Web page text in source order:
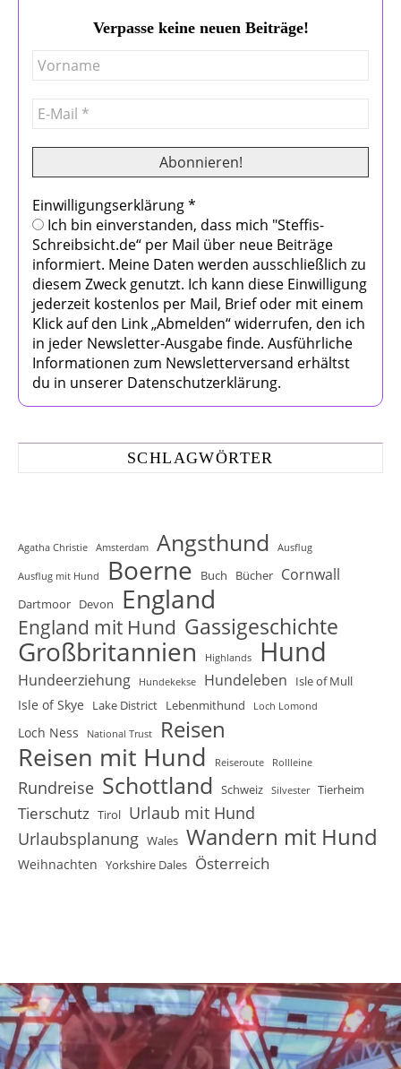
Verpasse keine neuen Beiträge!
Einwilligungserklärung*
Ich bin einverstanden, dass mich "Steffis-
Schreibsicht.de“ per Mail über neue Beiträge
informiert. Meine Daten werden ausschließlich zu
diesem Zweck genutzt. Ich kann diese Einwilligung
jederzeit kostenlos per Mail, Brief oder mit einem
Klick auf den Link „Abmelden“ widerrufen, den ich
in jeder Newsletter-Ausgabe finde. Ausführliche
Informationen zum Newsletterversand erhältst
du in unserer Datenschutzerklärung.
SCHLAGWÖRTER
Agatha Christie Amsterdam Angsthund Ausflug
Ausflug mit Hund Boerne Buch Bücher Cornwall
Dartmoor Devon England
England mit Hund Gassigeschichte
Großbritannien Highlands Hund
Hundeerziehung Hundekekse Hundeleben Isle of Mull
Isle of Skye Lake District Lebenmithund Loch Lomond
Loch Ness National Trust Reisen
Reisen mit Hund Reiseroute Rollleine
Rundreise Schottland Schweiz Silvester Tierheim
Tierschutz Tirol Urlaub mit Hund
Urlaubsplanung Wales Wandern mit Hund
Weihnachten Yorkshire Dales Österreich